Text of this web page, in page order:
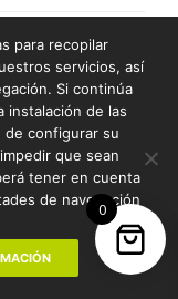
0
para recopilar
servicios, así
Si continúa
instalación de las
de configurar su
que sean
tener en cuenta
de navegación